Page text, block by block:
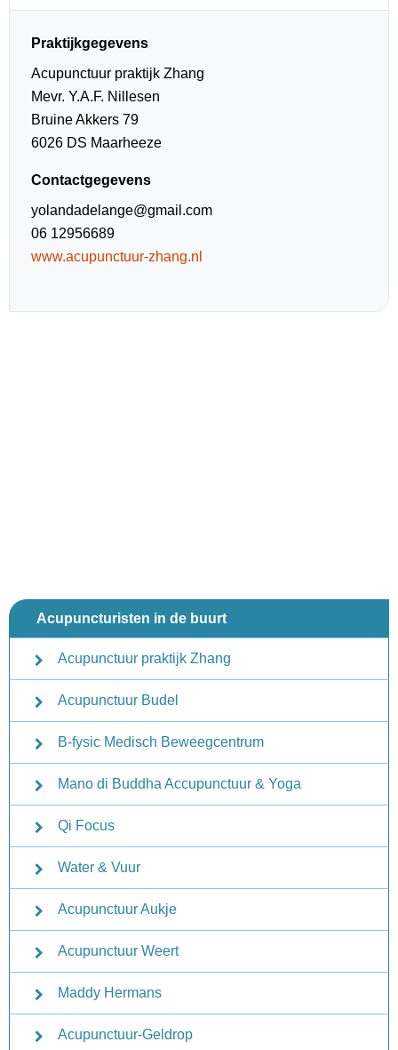
Acupuncturisten in de buurt
Acupunctuur praktijk Zhang
Acupunctuur Budel
B-fysic Medisch Beweegcentrum
Mano di Buddha Accupunctuur & Yoga
Qi Focus
Water & Vuur
Acupunctuur Aukje
Acupunctuur Weert
Maddy Hermans
Acupunctuur-Geldrop
Praktijkgegevens
Acupunctuur praktijk Zhang
Mevr. Y.A.F. Nillesen
Bruine Akkers 79
6026 DS Maarheeze
Contactgegevens
yolandadelange@gmail.com
06 12956689
www.acupunctuur-zhang.nl